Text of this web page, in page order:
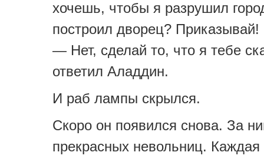
хочешь, чтобы я разрушил
построил дворец? Приказывай!
— Нет, сделай то, что я тебе
ответил Аладдин.
И раб лампы скрылся.
Скоро он появился снова. За
прекрасных невольниц.